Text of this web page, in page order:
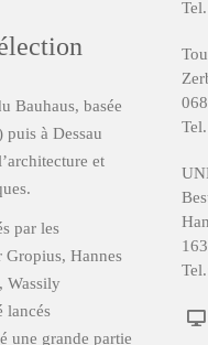
Bauhaus, basée
puis à Dessau
et
par les
Gropius, Hannes
Wassily
lancés
une grande partie